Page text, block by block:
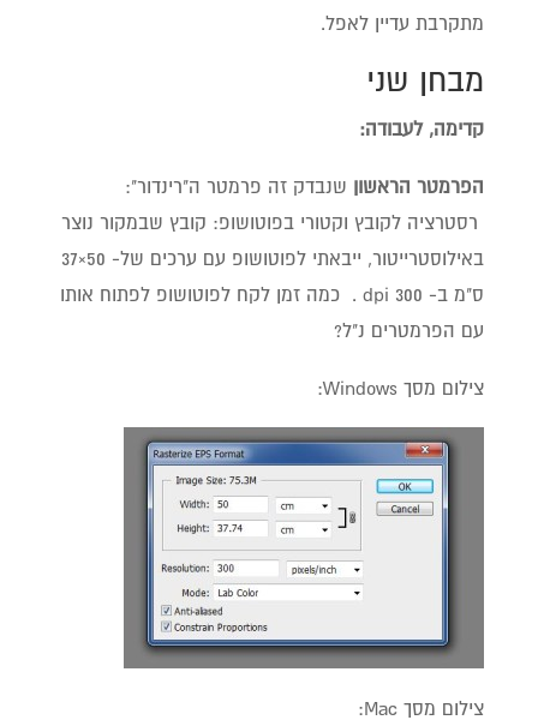
מתקרבת עדיין לאפל.
מבחן שני
קדימה, לעבודה:
הפרמטר הראשון שנבדק זה פרמטר ה"רינדור":
רסטרציה לקובץ וקטורי בפוטושופ: קובץ שבמקור נוצר
באילוסטרייטור, ייבאתי לפוטושופ עם ערכים של- 50×37
ס"מ ב- 300 dpi . כמה זמן לקח לפוטושופ לפתוח אותו
עם הפרמטרים נ"ל?
צילום מסך Windows:
צילום מסך Mac: